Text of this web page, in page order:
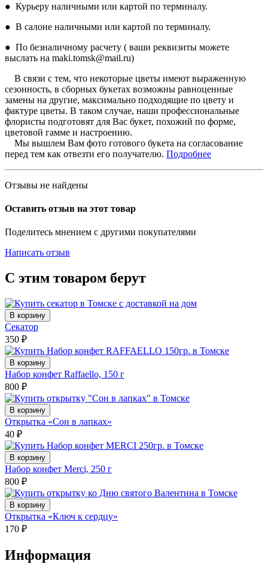
● Курьеру наличными или картой по терминалу.
● В салоне наличными или картой по терминалу.
● По безналичному расчету ( ваши реквизиты можете
выслать на maki.tomsk@mail.ru)
В связи с тем, что некоторые цветы имеют выраженную
сезонность, в сборных букетах возможны равноценные
замены на другие, максимально подходящие по цвету и
фактуре цветы. В таком случае, наши профессиональные
флористы подготовят для Вас букет, похожий по форме,
цветовой гамме и настроению.
Мы вышлем Вам фото готового букета на согласование
перед тем как отвезти его получателю. Подробнее
Отзывы не найдены
Оставить отзыв на этот товар
Поделитесь мнением с другими покупателями
Написать отзыв
С этим товаром берут
В корзину
Секатор
350 ₽
В корзину
Набор конфет Raffaello, 150 г
800 ₽
В корзину
Открытка «Сон в лапках»
40 ₽
В корзину
Набор конфет Merci, 250 г
800 ₽
В корзину
Открытка «Ключ к сердцу»
170 ₽
Информация